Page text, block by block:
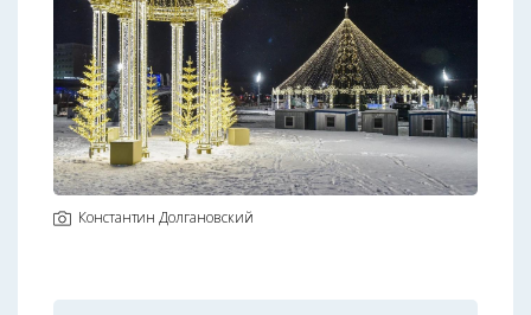
Константин Долгановский